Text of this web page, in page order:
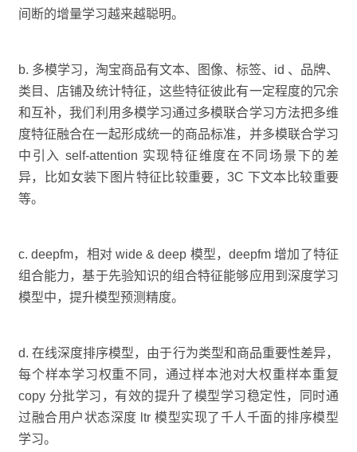
间断的增量学习越来越聪明。
b. 多模学习，淘宝商品有文本、图像、标签、id 、品牌、
类目、店铺及统计特征，这些特征彼此有一定程度的冗余
和互补，我们利用多模学习通过多模联合学习方法把多维
度特征融合在一起形成统一的商品标准，并多模联合学习
中引入 self-attention 实现特征维度在不同场景下的差
异，比如女装下图片特征比较重要，3C 下文本比较重要
等。
c. deepfm，相对 wide & deep 模型，deepfm 增加了特征
组合能力，基于先验知识的组合特征能够应用到深度学习
模型中，提升模型预测精度。
d. 在线深度排序模型，由于行为类型和商品重要性差异，
每个样本学习权重不同，通过样本池对大权重样本重复
copy 分批学习，有效的提升了模型学习稳定性，同时通
过融合用户状态深度 ltr 模型实现了千人千面的排序模型
学习。